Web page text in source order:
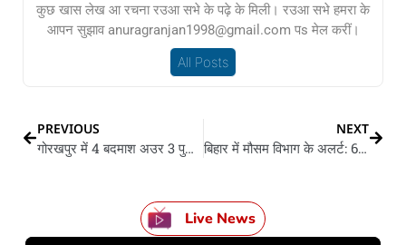
कुछ खास लेख आ रचना रउआ सभे के पढ़े के मिली। रउआ सभे हमरा के
आपन सुझाव anuragranjan1998@gmail.com पs मेल करीं।
All Posts
PREVIOUS
गोरखपुर में 4 बदमाश अउर 3 पुलिसकर्मी मुठभेड़ में घायल:बिहार से आकर करें सब लूट
NEXT
बिहार में मौसम विभाग के अलर्ट: 60 किलोमीटर प्रति घंटा के रफ्तार से चली हवा, गरज आ वज्रपात के संगे बरखा के आसार
Live News